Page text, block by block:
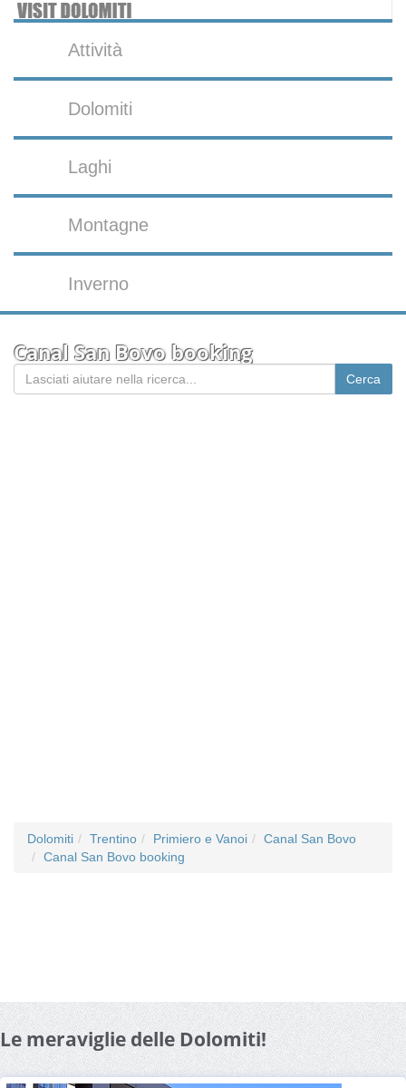
Attività
Dolomiti
Laghi
Montagne
Inverno
Canal San Bovo booking
Dolomiti Trentino Primiero e Vanoi
Canal San Bovo
Canal San Bovo booking
Le meraviglie delle Dolomiti!